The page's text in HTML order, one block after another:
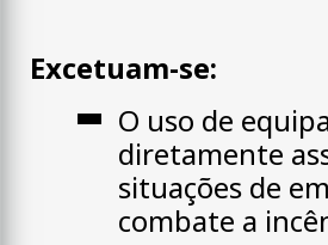
Excetuam-se:
O uso de
diretamente
situações de
combate a